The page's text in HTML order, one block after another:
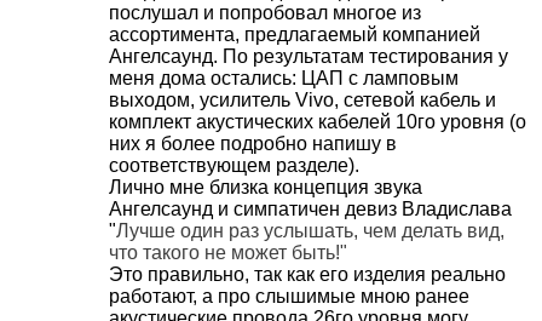
послушал и попробовал многое из
ассортимента, предлагаемый компанией
Ангелсаунд. По результатам тестирования у
меня дома остались: ЦАП с ламповым
выходом, усилитель Vivo, сетевой кабель и
комплект акустических кабелей 10го уровня (о
них я более подробно напишу в
соответствующем разделе).
Лично мне близка концепция звука
Ангелсаунд и симпатичен девиз Владислава
"Лучше один раз услышать, чем делать вид,
что такого не может быть!"
Это правильно, так как его изделия реально
работают, а про слышимые мною ранее